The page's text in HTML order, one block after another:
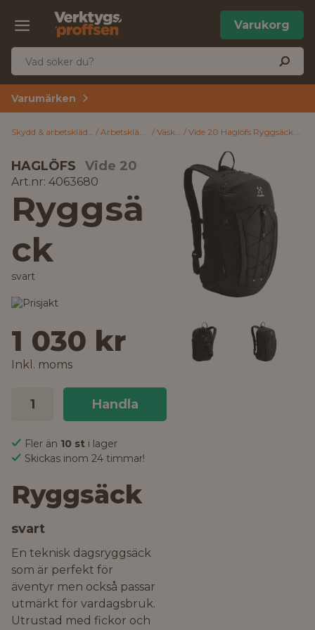
Varukorg
Varumärken
Skydd & arbetskläder Arbetskläder Väskor Vide 20 Haglöfs Ryggsäck svart
HAGLÖFS Vide 20
Art.nr: 4063680
Ryggsä
ck
svart
1 030 kr
Inkl. moms
Handla
Fler än 10 st i lager
Skickas inom 24 timmar!
Ryggsäck
svart
En teknisk dagsryggsäck
som är perfekt för
äventyr men också passar
utmärkt för vardagsbruk.
Utrustad med fickor och